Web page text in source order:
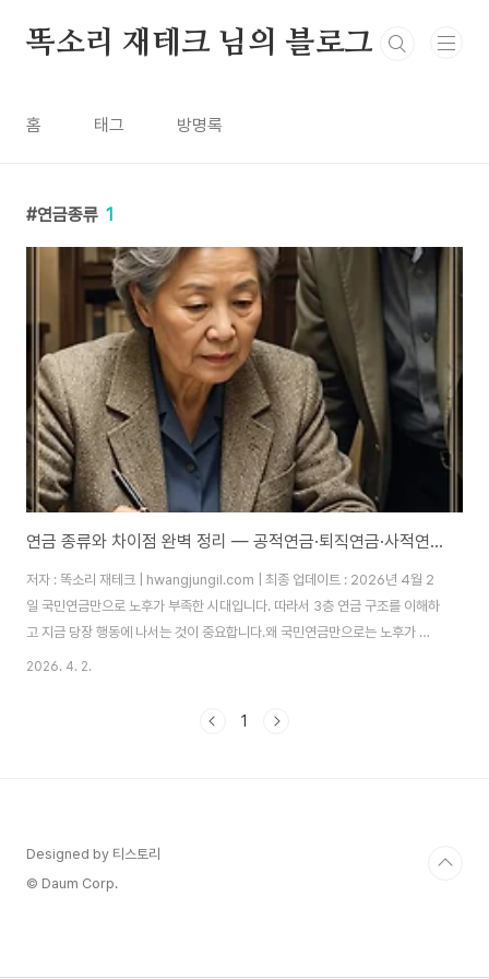
똑소리 재테크 님의 블로그
홈 태그 방명록
연금종류 1
연금 종류와 차이점 완벽 정리 — 공적연금·퇴직연금·사적연금, 나는 무엇을 준비해야 할까요?
저자 : 똑소리 재테크 | hwangjungil.com | 최종 업데이트 : 2026년 4월 2
일 국민연금만으로 노후가 부족한 시대입니다. 따라서 3층 연금 구조를 이해하
고 지금 당장 행동에 나서는 것이 중요합니다.왜 국민연금만으로는 노후가 불
안한가요?저는 몇 해 전 50대 지인이 퇴직 후 "국민연금 받으면 되겠지"라고
다. 그 경험이 이 블로그를 시작한 계기가 되었습니다. 통계청 자료에 따르면
2026. 4. 2.
1
Designed by 티스토리
© Daum Corp.